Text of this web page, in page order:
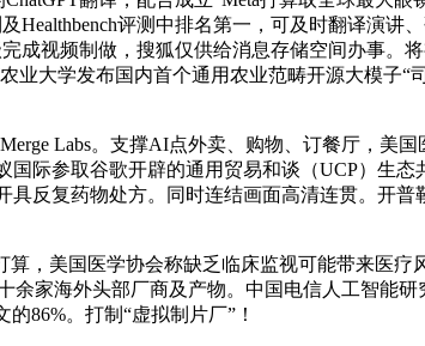
评测中排名第一，可及时翻译演讲
视频制做，搜狐仅供给消息存储空间办事。
业大学发布国内首个通用农业范畴开源大模子“
Labs。支撑AI点外卖、购物、订餐厅，美
际参取谷歌开辟的通用贸易和谈（UCP）生
反复药物处方。同时连结画面高清连贯。开普
，美国医学协会称缺乏临床监视可能带来医疗
家海外头部厂商及产物。中国电信人工智能研
86%。打制“虚拟制片厂”！